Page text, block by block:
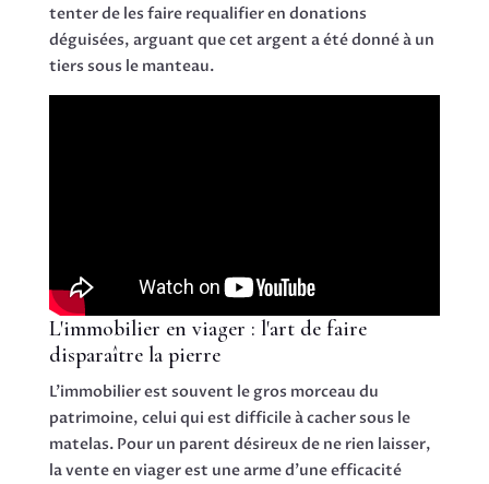
tenter de les faire requalifier en donations
déguisées, arguant que cet argent a été donné à un
tiers sous le manteau.
L'immobilier en viager : l'art de faire
disparaître la pierre
L'immobilier est souvent le gros morceau du
patrimoine, celui qui est difficile à cacher sous le
matelas. Pour un parent désireux de ne rien laisser,
la vente en viager est une arme d'une efficacité